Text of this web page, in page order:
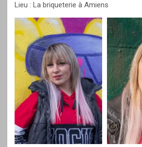
Lieu : La briqueterie à Amiens